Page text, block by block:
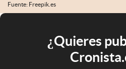
Fuente: Freepik.es
¿Quieres